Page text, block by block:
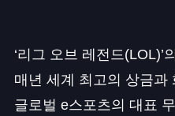
‘리그 오브 레전드
매년 세계 최고의 상금과
글로벌 e스포츠의 대표